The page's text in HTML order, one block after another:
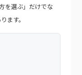
を選ぶ」だけでな
ます。